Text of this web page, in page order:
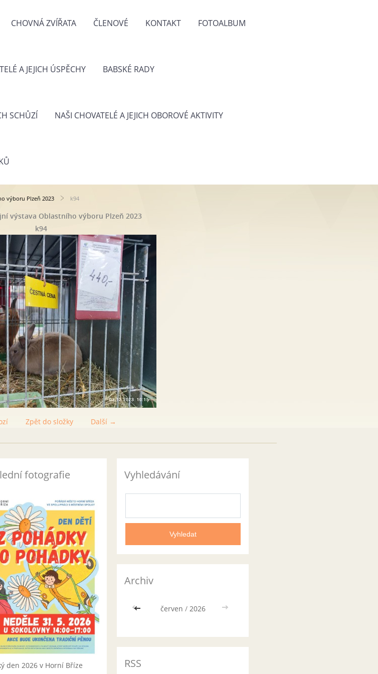
CHOVNÁ ZVÍŘATA ČLENOVÉ KONTAKT FOTOALBUM
A JEJICH ÚSPĚCHY BABSKÉ RADY
SCHŮZÍ NAŠI CHOVATELÉ A JEJICH OBOROVÉ AKTIVITY
výboru Plzeň 2023 k94
výstava Oblastního výboru Plzeň 2023
k94
Další →
Zpět do složky
fotografie
den 2026 v Horní Bříze
Vyhledávání
Archiv
<< červen / 2026 >>
RSS